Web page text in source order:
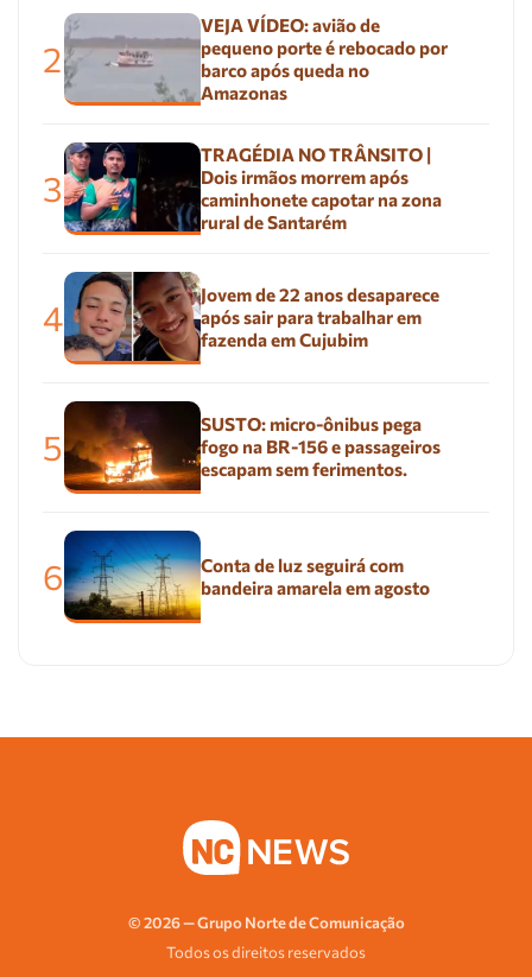
2
VEJA VÍDEO: avião de
pequeno porte é rebocado por
barco após queda no
Amazonas
3
TRAGÉDIA NO TRÂNSITO |
Dois irmãos morrem após
caminhonete capotar na zona
rural de Santarém
4
Jovem de 22 anos desaparece
após sair para trabalhar em
fazenda em Cujubim
5
SUSTO: micro-ônibus pega
fogo na BR-156 e passageiros
escapam sem ferimentos.
6
Conta de luz seguirá com
bandeira amarela em agosto
© 2026 — Grupo Norte de Comunicação
Todos os direitos reservados